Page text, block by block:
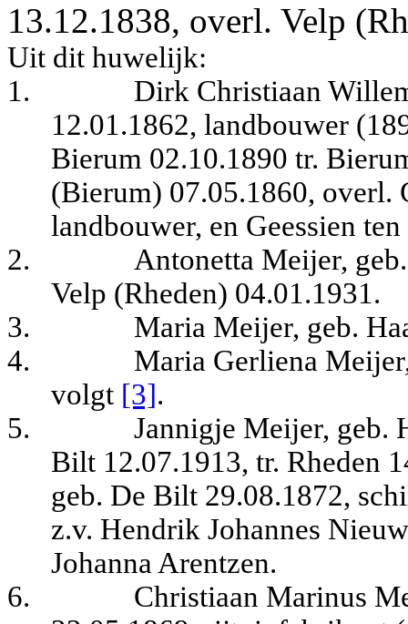
13.12.1838, overl. Velp
Uit dit huwelijk:
1.
Dirk Christiaan
12.01.1862, landbouwer
Bierum 02.10.1890 tr.
(Bierum) 07.05.1860, overl.
landbouwer, en Geessien
2.
Antonetta Meijer,
Velp (Rheden) 04.01.1931.
3.
Maria Meijer, geb.
4.
Maria Gerliena
volgt [3].
5.
Jannigje Meijer, geb.
Bilt 12.07.1913, tr. Rheden
geb. De Bilt 29.08.1872,
z.v. Hendrik Johannes
Johanna Arentzen.
6.
Christiaan Marinus